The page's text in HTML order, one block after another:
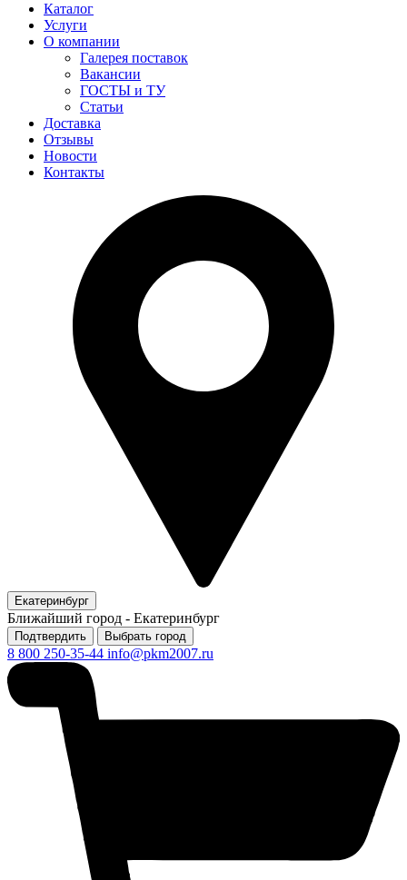
Каталог
Услуги
О компании
Галерея поставок
Вакансии
ГОСТЫ и ТУ
Статьи
Доставка
Отзывы
Новости
Контакты
Екатеринбург
Ближайший город - Екатеринбург
Подтвердить Выбрать город
8 800 250-35-44 info@pkm2007.ru